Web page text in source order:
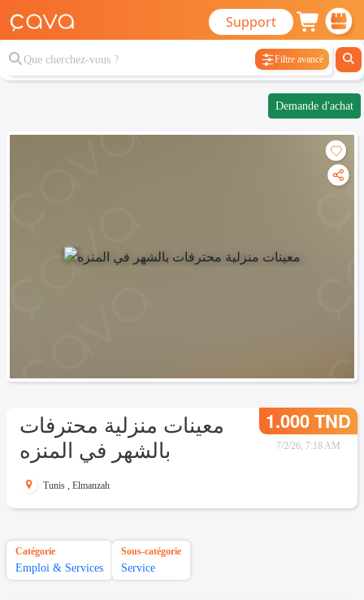
Support
Filtre avancé
Demande d'achat
معينات منزلية محترفات
بالشهر في المنزه
1.000 TND
7/2/26, 7:18 AM
Tunis , Elmanzah
Catégorie
Emploi & Services
Sous-catégorie
Service